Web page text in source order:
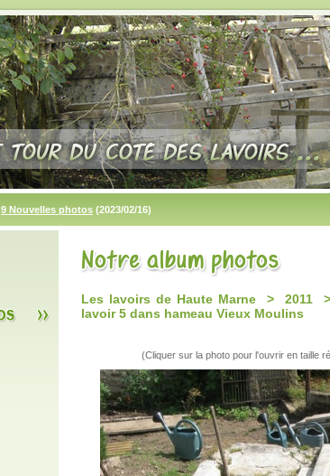
9 Nouvelles photos (2023/02/16)
Les lavoirs de Haute Marne > 2011
lavoir 5 dans hameau Vieux Moulins
(Cliquer sur la photo pour l'ouvrir en taille